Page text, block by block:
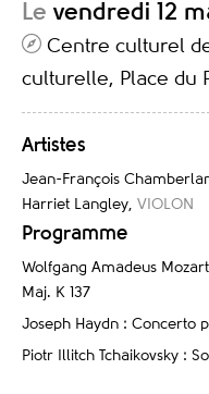
Le vendredi 12
Centre culturel
culturelle, Place du
Artistes
Jean-François
Harriet Langley, VIOLON
Programme
Wolfgang Amadeus
Maj. K 137
Joseph Haydn : Concerto
Piotr Illitch Tchaikovsky :